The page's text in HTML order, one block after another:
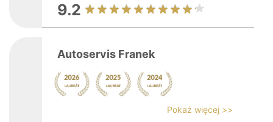
9.2
Autoservis Franek
Pokaż więcej >>